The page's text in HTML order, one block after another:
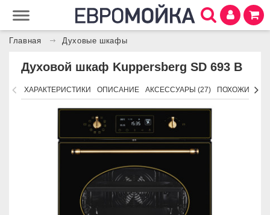
Главная Духовые шкафы
Духовой шкаф Kuppersberg SD 693 B
ХАРАКТЕРИСТИКИ ОПИСАНИЕ АКСЕССУАРЫ (27) ПОХОЖИЕ